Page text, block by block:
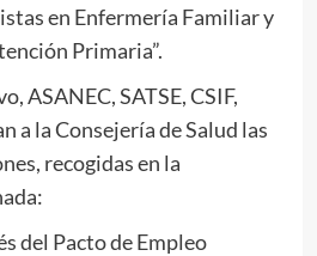
en Enfermería Familiar y
Primaria”.
SATSE, CSIF,
a la Consejería de Salud las
recogidas en la
del Pacto de Empleo